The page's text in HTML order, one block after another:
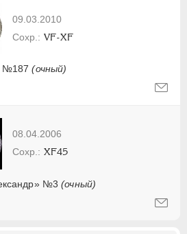
09.03.2010
№187(очный)
VF-XF
08.04.2006
№3(очный)
XF45